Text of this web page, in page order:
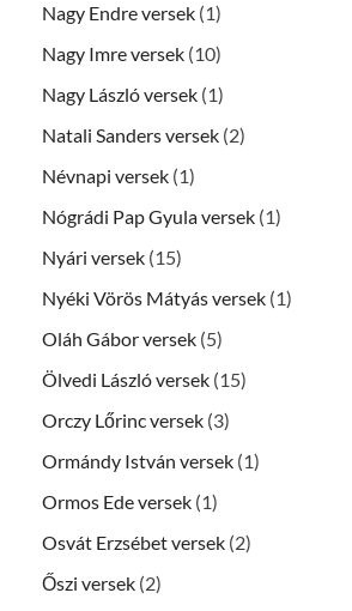
Nagy Endre versek (1)
Nagy Imre versek (10)
Nagy László versek (1)
Natali Sanders versek (2)
Névnapi versek (1)
Nógrádi Pap Gyula versek (1)
Nyári versek (15)
Nyéki Vörös Mátyás versek (1)
Oláh Gábor versek (5)
Ölvedi László versek (15)
Orczy Lőrinc versek (3)
Ormándy István versek (1)
Ormos Ede versek (1)
Osvát Erzsébet versek (2)
Őszi versek (2)